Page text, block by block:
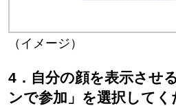
（イメージ）
4．自分の顔を表示させ
ンで参加」を選択してく